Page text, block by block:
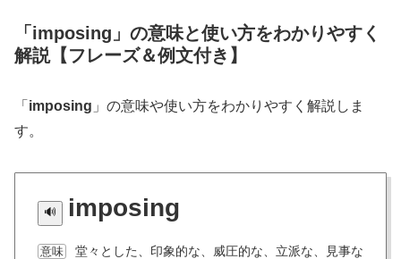
「imposing」の意味と使い方をわかりやすく
解説【フレーズ＆例文付き】
「 imposing 」の意味や使い方をわかりやすく解説しま
す。
imposing
意味 堂々とした、印象的な、威圧的な、立派な、見事な